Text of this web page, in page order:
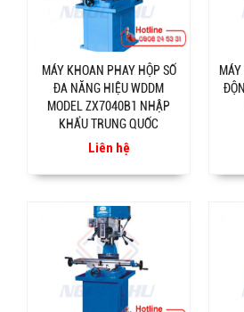
MÁY KHOAN PHAY HỘP SỐ
ĐA NĂNG HIỆU WDDM
MODEL ZX7040B1 NHẬP
KHẨU TRUNG QUỐC
Liên hệ